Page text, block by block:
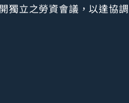
獨立之勞資會議，以達協調